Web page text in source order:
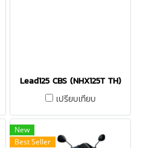
Lead125 CBS (NHX125T TH)
เปรียบเทียบ
New
Best Seller